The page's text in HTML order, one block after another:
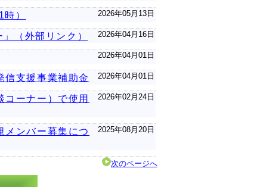
2026年05月13日
）
2026年04月16日
（外部リンク）
2026年04月01日
2026年04月01日
信支援事業補助金
2026年02月24日
コーナー）で使用
2025年08月20日
メンバー募集につ
次のページへ